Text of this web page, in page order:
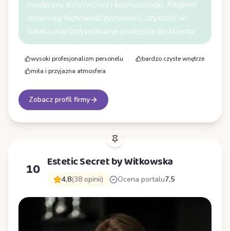
medycyny estetycznej i kosmetologii. Pacjenci
doceniają fachowość personelu, czystość w
lokalu oraz indywidualne podejście do klienta.
wysoki profesjonalizm personelu
bardzo czyste wnętrze
miła i przyjazna atmosfera
Zobacz profil firmy
10 Estetic Secret by Witkowska
4,8(38 opinii) Ocena portalu7,5